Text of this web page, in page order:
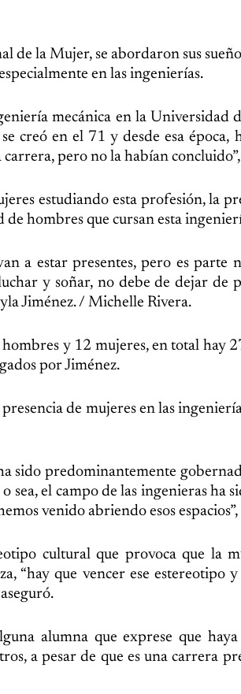
de la Mujer, se abordaron sus
en las ingenierías.
mecánica en la Universidad
creó en el 71 y desde esa época,
pero no la habían
estudiando esta profesión, la
de hombres que cursan esta
a estar presentes, pero es parte
y soñar, no debe de dejar de
Jiménez. / Michelle Rivera.
y 12 mujeres, en total hay
por Jiménez.
de mujeres en las
sido predominantemente
sea, el campo de las ingenieras ha
venido abriendo esos
cultural que provoca que la
“hay que vencer ese estereotipo
alumna que exprese que
a pesar de que es una carrera